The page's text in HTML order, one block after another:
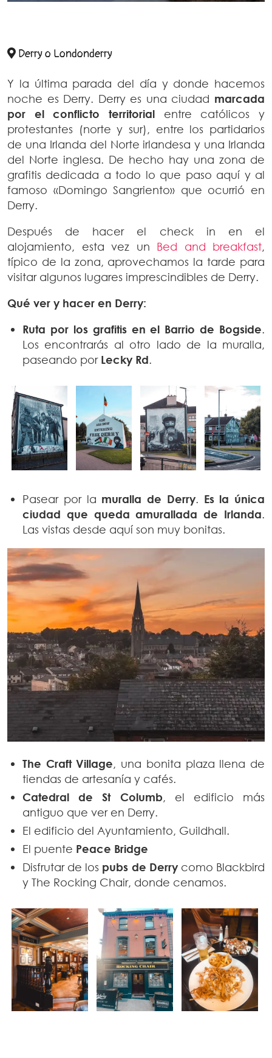
Derry o Londonderry
Y la última parada del día y donde hacemos
noche es Derry. Derry es una ciudad marcada
por el conflicto territorial entre católicos y
protestantes (norte y sur), entre los partidarios
de una Irlanda del Norte irlandesa y una Irlanda
del Norte inglesa. De hecho hay una zona de
grafitis dedicada a todo lo que paso aquí y al
famoso «Domingo Sangriento» que ocurrió en
Derry.
Después de hacer el check in en el
alojamiento, esta vez un Bed and breakfast,
típico de la zona, aprovechamos la tarde para
visitar algunos lugares imprescindibles de Derry.
Qué ver y hacer en Derry:
Ruta por los grafitis en el Barrio de Bogside.
Los encontrarás al otro lado de la muralla,
paseando por Lecky Rd.
Pasear por la muralla de Derry. Es la única
ciudad que queda amurallada de Irlanda.
Las vistas desde aquí son muy bonitas.
The Craft Village, una bonita plaza llena de
tiendas de artesanía y cafés.
Catedral de St Columb, el edificio más
antiguo que ver en Derry.
El edificio del Ayuntamiento, Guildhall.
El puente Peace Bridge
Disfrutar de los pubs de Derrycomo Blackbird
y The Rocking Chair, donde cenamos.